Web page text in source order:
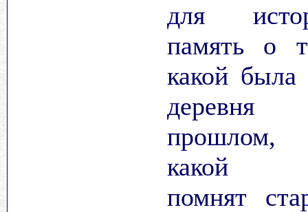
для
память о
какой была
прошлом,
какой
помнят